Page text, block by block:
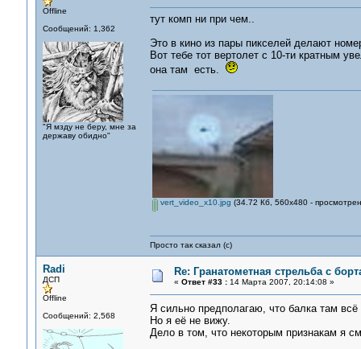
Offline
Сообщений: 1,362
"Я мзду не беру, мне за
державу обидно"
тут комп ни при чем..
Это в кино из пары пикселей делают
Вот тебе тот вертолет с 10-ти кратным
она там есть.
vert_video_x10.jpg (34.72 Кб, 560x480 -
Просто так сказал (с)
Radi
ДСП
Offline
Сообщений: 2,568
Re: Гранатометная стрельба с
« Ответ #33 :14 Марта 2007, 20:14:08 »
Я сильно предполагаю, что балка там всё
Но я её не вижу.
Дело в том, что некоторым признакам я